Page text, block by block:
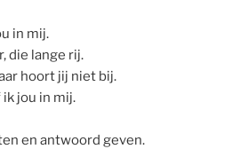
in mij.
die lange rij.
hoort jij niet bij.
ik jou in mij.
en antwoord geven.